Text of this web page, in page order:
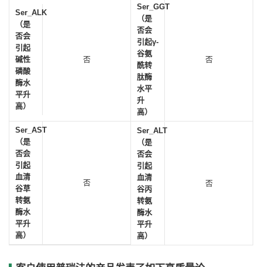
Ser_ALK
（是
否会
引起
碱性
磷酸
酶水
平升
高）
否
Ser_GGT
（是
否会
引起γ-
谷氨
酰转
肽酶
水平
升
高）
否
Ser_AST
（是
否会
引起
血清
谷草
转氨
酶水
平升
高）
否
Ser_ALT
（是
否会
引起
血清
谷丙
转氨
酶水
平升
高）
否